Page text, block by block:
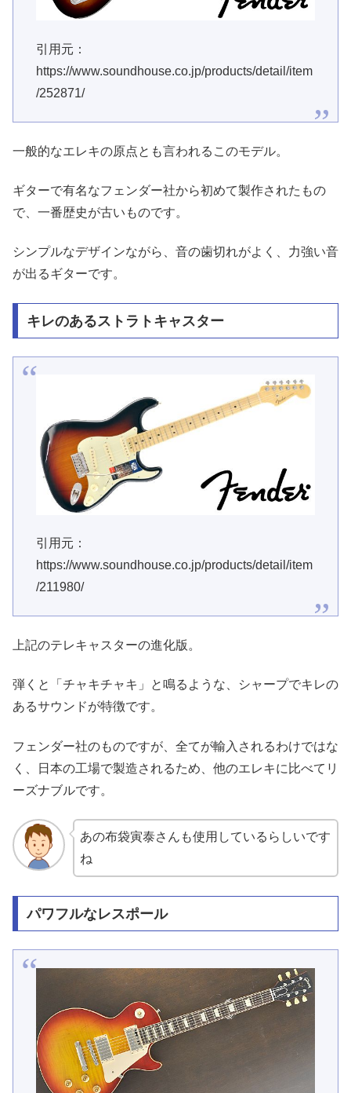
引用元：
https://www.soundhouse.co.jp/products/detail/item
/252871/
一般的なエレキの原点とも言われるこのモデル。
ギターで有名なフェンダー社から初めて製作されたもの
で、一番歴史が古いものです。
シンプルなデザインながら、音の歯切れがよく、力強い音
が出るギターです。
キレのあるストラトキャスター
引用元：
https://www.soundhouse.co.jp/products/detail/item
/211980/
上記のテレキャスターの進化版。
弾くと「チャキチャキ」と鳴るような、シャープでキレの
あるサウンドが特徴です。
フェンダー社のものですが、全てが輸入されるわけではな
く、日本の工場で製造されるため、他のエレキに比べてリ
ーズナブルです。
あの布袋寅泰さんも使用しているらしいです
ね
パワフルなレスポール